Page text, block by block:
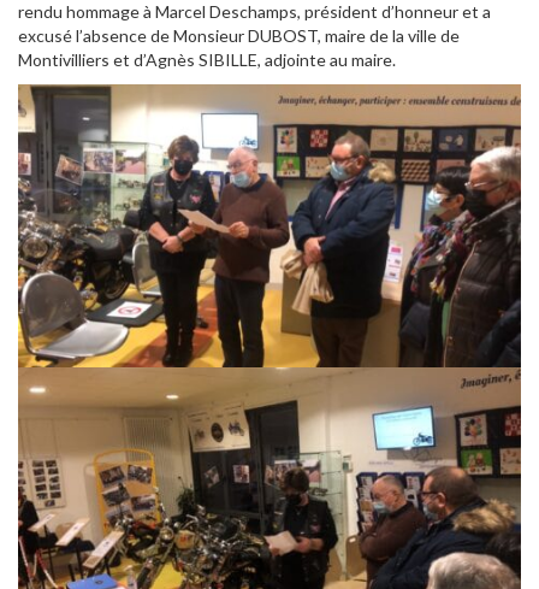
rendu hommage à Marcel Deschamps, président d’honneur et a
excusé l’absence de Monsieur DUBOST, maire de la ville de
Montivilliers et d’Agnès SIBILLE, adjointe au maire.